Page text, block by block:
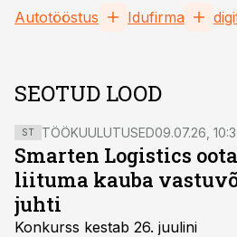
Autotööstus Idufirma
SEOTUD LOOD
ST TÖÖKUULUTUSED09.07.26,
Smarten Logistics
liituma kauba
juhti
Konkurss kestab 26. juulini